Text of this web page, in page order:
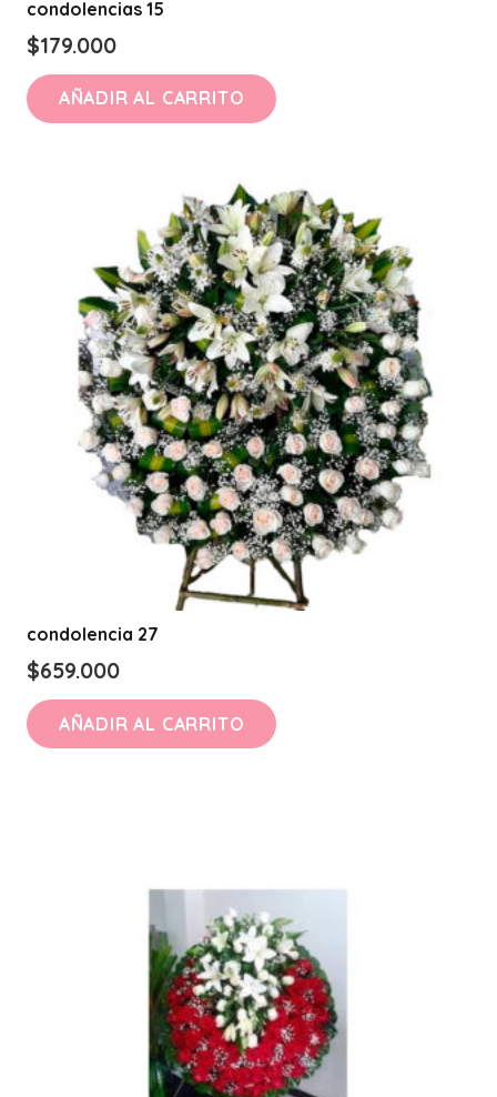
condolencias 15
$179.000
AÑADIR AL CARRITO
condolencia 27
$659.000
AÑADIR AL CARRITO